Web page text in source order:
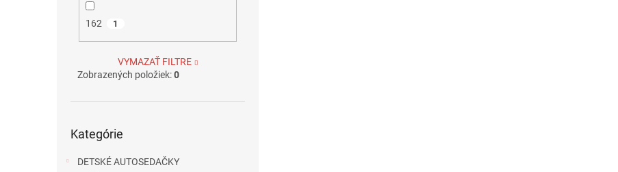
162 1
VYMAZAŤ FILTRE
Zobrazených položiek:0
kategórie
Kategórie
DETSKÉ AUTOSEDAČKY